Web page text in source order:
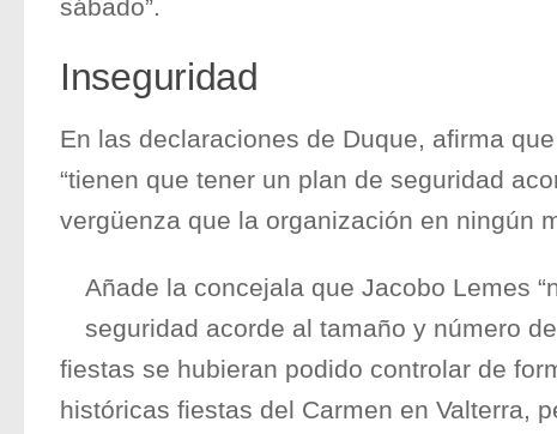
sábado”.
Inseguridad
En las declaraciones de Duque, afirma
“tienen que tener un plan de seguridad
vergüenza que la organización en ningún
Añade la concejala que Jacobo Lemes
seguridad acorde al tamaño y número
fiestas se hubieran podido controlar de
históricas fiestas del Carmen en Valterra,